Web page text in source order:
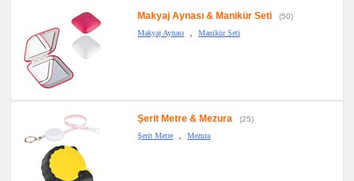
Makyaj Aynası & Manikür Seti
(50)
Makyaj Aynası
, Manikür Seti
Şerit Metre & Mezura
(25)
Şerit Metre
, Mezura